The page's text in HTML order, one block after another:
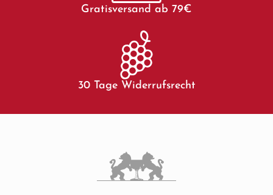
Gratisversand ab 79€
30 Tage Widerrufsrecht